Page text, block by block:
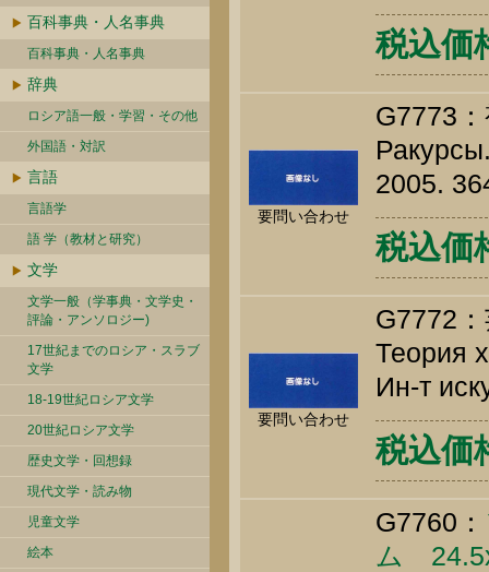
百科事典・人名事典
百科事典・人名事典
辞典
ロシア語一般・学習・その他
外国語・対訳
言語
言語学
語 学（教材と研究）
文学
文学一般（学事典・文学史・
評論・アンソロジー)
17世紀までのロシア・スラブ
文学
18-19世紀ロシア文学
20世紀ロシア文学
歴史文学・回想録
現代文学・読み物
児童文学
絵本
税込価
要問い合わせ
G7773
2005.
税込価
要問い合わせ
G7772
Теория
Ин-т
税込価
G7760：
ム